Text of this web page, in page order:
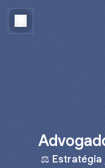
⚖️ Estratégia